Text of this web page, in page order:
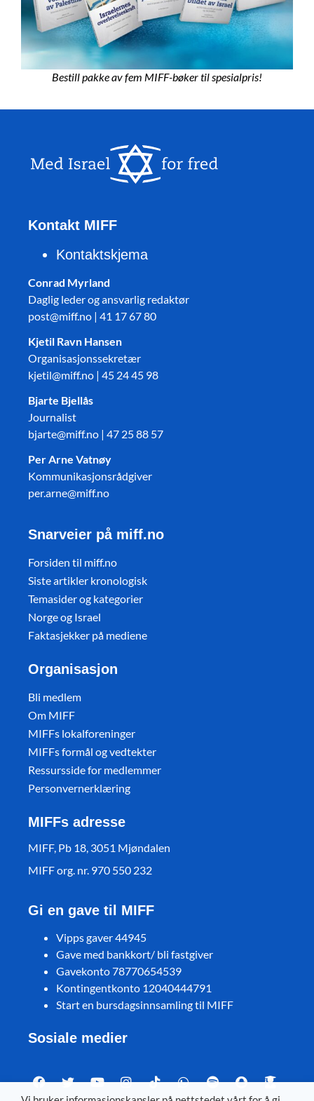
Bestill pakke av fem MIFF-bøker til spesialpris!
Kontakt MIFF
Kontaktskjema
Conrad Myrland
Daglig leder og ansvarlig redaktør
post@miff.no | 41 17 67 80
Kjetil Ravn Hansen
Organisasjonssekretær
kjetil@miff.no | 45 24 45 98
Bjarte Bjellås
Journalist
bjarte@miff.no | 47 25 88 57
Per Arne Vatnøy
Kommunikasjonsrådgiver
per.arne@miff.no
Snarveier på miff.no
Forsiden til miff.no
Siste artikler kronologisk
Temasider og kategorier
Norge og Israel
Faktasjekker på mediene
Organisasjon
Bli medlem
Om MIFF
MIFFs lokalforeninger
MIFFs formål og vedtekter
Ressursside for medlemmer
Personvernerklæring
MIFFs adresse
MIFF, Pb 18, 3051 Mjøndalen
MIFF org. nr. 970 550 232
Gi en gave til MIFF
Vipps gaver 44945
Gave med bankkort/ bli fastgiver
Gavekonto 78770654539
Kontingentkonto 12040444791
Start en bursdagsinnsamling til MIFF
Sosiale medier